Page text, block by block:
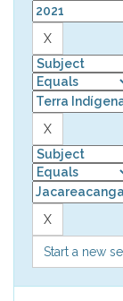
Start a new